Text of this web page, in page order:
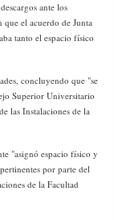
ante los
el acuerdo de Junta
tanto el espacio físico
concluyendo que "se
Superior Universitario
las Instalaciones de la
"asignó espacio físico y
por parte del
de la Facultad